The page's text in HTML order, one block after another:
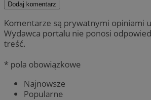
Dodaj komentarz
Komentarze są prywatnymi opiniami
Wydawca portalu nie ponosi
treść.
* pola obowiązkowe
Najnowsze
Popularne